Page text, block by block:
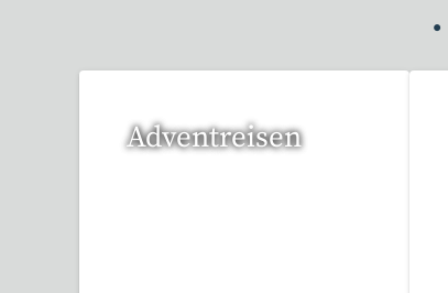
•
Adventreisen